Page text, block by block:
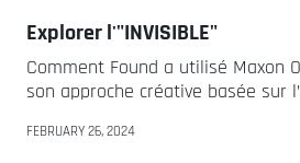
Explorer l'"INVISIBLE"
Comment Found a utilisé Maxon
son approche créative basée sur
FEBRUARY 26, 2024